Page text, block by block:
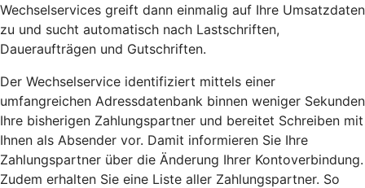
Wechselservices greift dann einmalig auf Ihre Umsatzdaten
zu und sucht automatisch nach Lastschriften,
Daueraufträgen und Gutschriften.
Der Wechselservice identifiziert mittels einer
umfangreichen Adressdatenbank binnen weniger Sekunden
Ihre bisherigen Zahlungspartner und bereitet Schreiben mit
Ihnen als Absender vor. Damit informieren Sie Ihre
Zahlungspartner über die Änderung Ihrer Kontoverbindung.
Zudem erhalten Sie eine Liste aller Zahlungspartner. So